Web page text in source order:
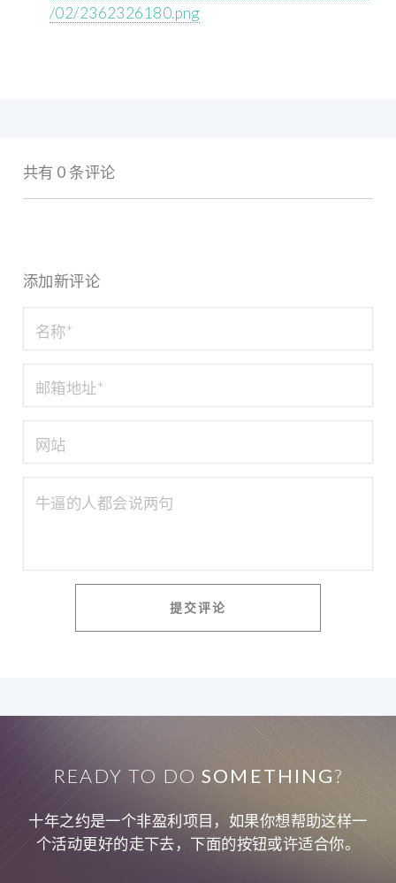
/02/2362326180.png
共有 0 条评论
添加新评论
READY TO DOSOMETHING?
十年之约是一个非盈利项目，如果你想帮助这样一
个活动更好的走下去，下面的按钮或许适合你。